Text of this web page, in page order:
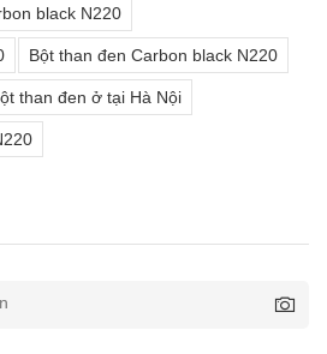
black N220
Bột than đen Carbon black N220
than đen ở tại Hà Nội